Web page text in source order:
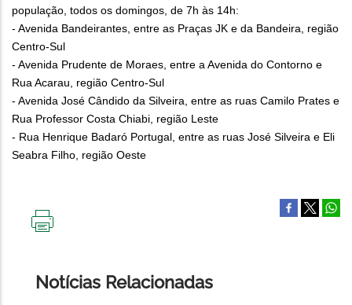
população, todos os domingos, de 7h às 14h:
- Avenida Bandeirantes, entre as Praças JK e da Bandeira, região
Centro-Sul
- Avenida Prudente de Moraes, entre a Avenida do Contorno e
Rua Acarau, região Centro-Sul
- Avenida José Cândido da Silveira, entre as ruas Camilo Prates e
Rua Professor Costa Chiabi, região Leste
- Rua Henrique Badaró Portugal, entre as ruas José Silveira e Eli
Seabra Filho, região Oeste
Notícias Relacionadas